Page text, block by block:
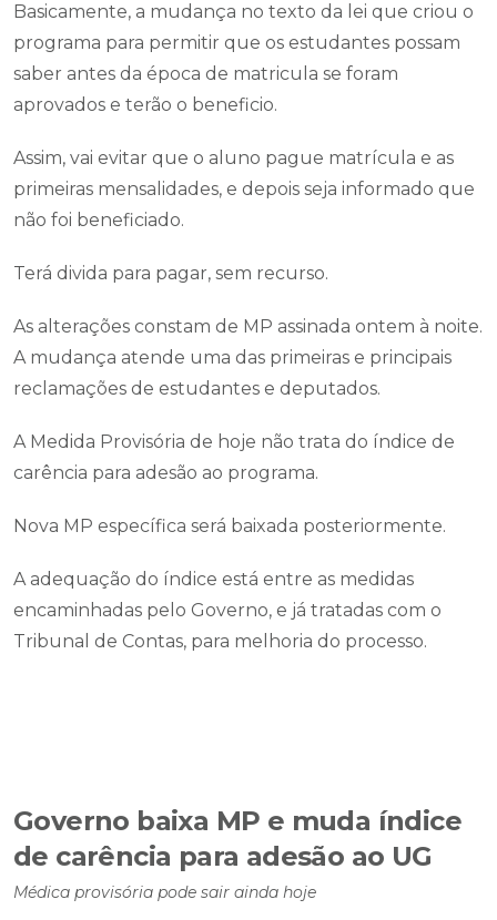
Basicamente, a mudança no texto da lei que criou o
programa para permitir que os estudantes possam
saber antes da época de matricula se foram
aprovados e terão o beneficio.
Assim, vai evitar que o aluno pague matrícula e as
primeiras mensalidades, e depois seja informado que
não foi beneficiado.
Terá divida para pagar, sem recurso.
As alterações constam de MP assinada ontem à noite.
A mudança atende uma das primeiras e principais
reclamações de estudantes e deputados.
A Medida Provisória de hoje não trata do índice de
carência para adesão ao programa.
Nova MP específica será baixada posteriormente.
A adequação do índice está entre as medidas
encaminhadas pelo Governo, e já tratadas com o
Tribunal de Contas, para melhoria do processo.
Governo baixa MP e muda índice
de carência para adesão ao UG
Médica provisória pode sair ainda hoje